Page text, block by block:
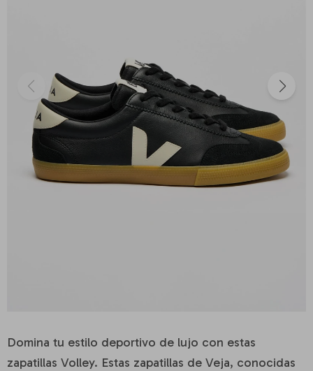
Domina tu estilo deportivo de lujo con estas
zapatillas Volley. Estas zapatillas de Veja, conocidas